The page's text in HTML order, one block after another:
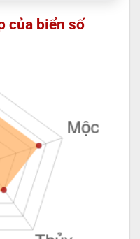
của biển số